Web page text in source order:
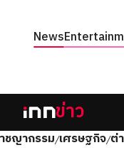
News
ข่าว
ชญากรรม/เศรษฐกิจ/ต่